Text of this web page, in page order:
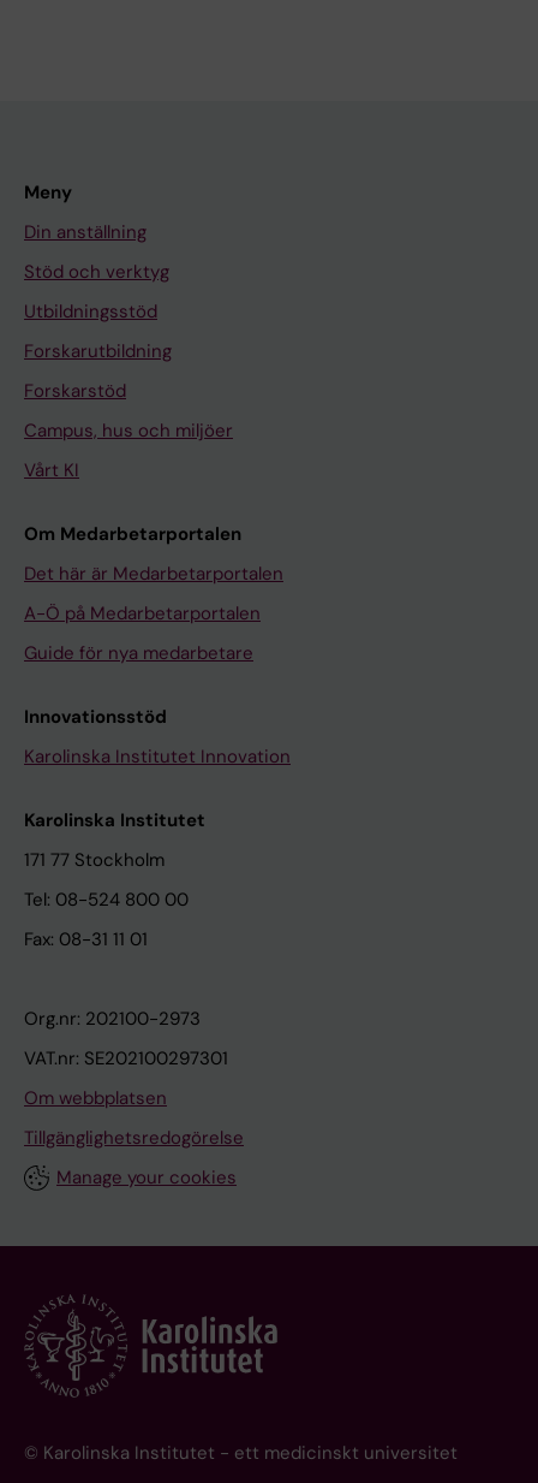
Meny
Din anställning
Stöd och verktyg
Utbildningsstöd
Forskarutbildning
Forskarstöd
Campus, hus och miljöer
Vårt KI
Om Medarbetarportalen
Det här är Medarbetarportalen
A-Ö på Medarbetarportalen
Guide för nya medarbetare
Innovationsstöd
Karolinska Institutet Innovation
Karolinska Institutet
171 77 Stockholm
Tel: 08-524 800 00
Fax: 08-31 11 01
Org.nr: 202100-2973
VAT.nr: SE202100297301
Om webbplatsen
Tillgänglighetsredogörelse
Manage your cookies
© Karolinska Institutet - ett medicinskt universitet